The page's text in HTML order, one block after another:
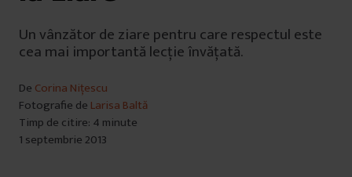
Un vânzător de ziare pentru care respectul este
cea mai importantă lecție învățată.
De Corina Nițescu
Fotografie de Larisa Baltă
Timp de citire: 4 minute
1 septembrie 2013